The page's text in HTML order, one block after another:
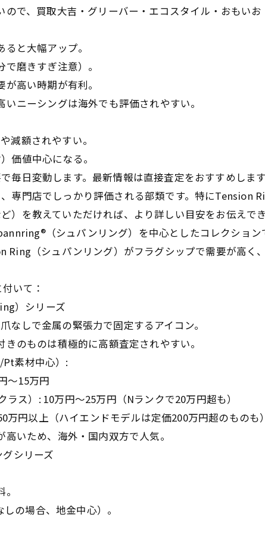
で、買取大吉・グリーバー・エコスタイル・おもいお
と大幅アップ。
磨きすぎ注意）。
高い時期が有利。
ニーシングは海外でも評価されやすい。
減額されやすい。
価値中心になる。
日変動します。最新情報は直接査定をおすすめします
専門店でしっかり評価される部類です。特にTension
）を教えていただければ、より詳しい目安をお伝えでき
（シュパンリング）を中心としたコレクショ
Ring（シュパンリング）がフラグシップで需要が高く
いて：
）シリーズ
しで金属の緊張力で固定するアイコン。
ものは積極的に高額査定されやすい。
素材中心）:
15万円
）: 10万円〜25万円（Nランクで20万円超も）
以上（ハイエンドモデルは定価200万円超のものも）
いため、海外・国内双方で人気。
シリーズ
の場合、地金中心）。